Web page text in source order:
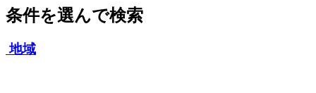
条件を選んで検索
地域